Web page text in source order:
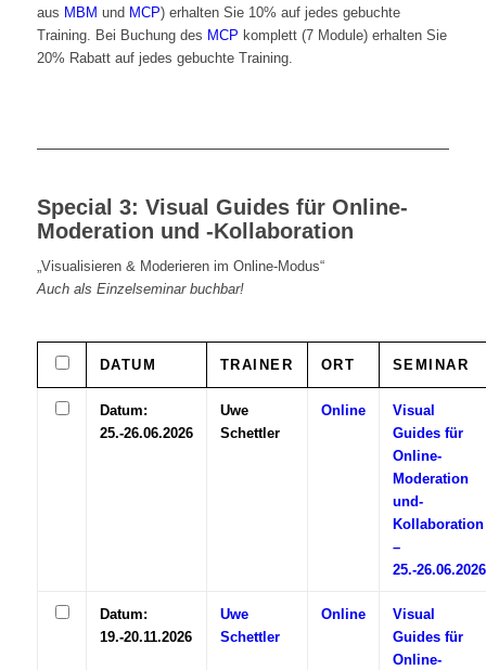
aus MBM und MCP) erhalten Sie 10% auf jedes gebuchte
Training. Bei Buchung des MCP komplett (7 Module) erhalten Sie
20% Rabatt auf jedes gebuchte Training.
Special 3: Visual Guides für Online-
Moderation und -Kollaboration
„Visualisieren & Moderieren im Online-Modus“
Auch als Einzelseminar buchbar!
DATUM TRAINER ORT SEMINAR
Datum:
25.-26.06.2026
Uwe
Schettler
Online
Visual
Guides für
Online-
Moderation
und-
Kollaboration
–
25.-26.06.2026
Datum:
19.-20.11.2026
Uwe
Schettler
Online
Visual
Guides für
Online-